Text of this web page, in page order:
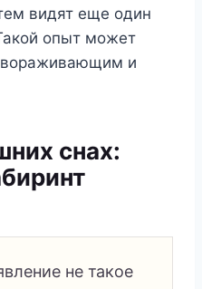
видят еще один
опыт может
и
снах:
не такое